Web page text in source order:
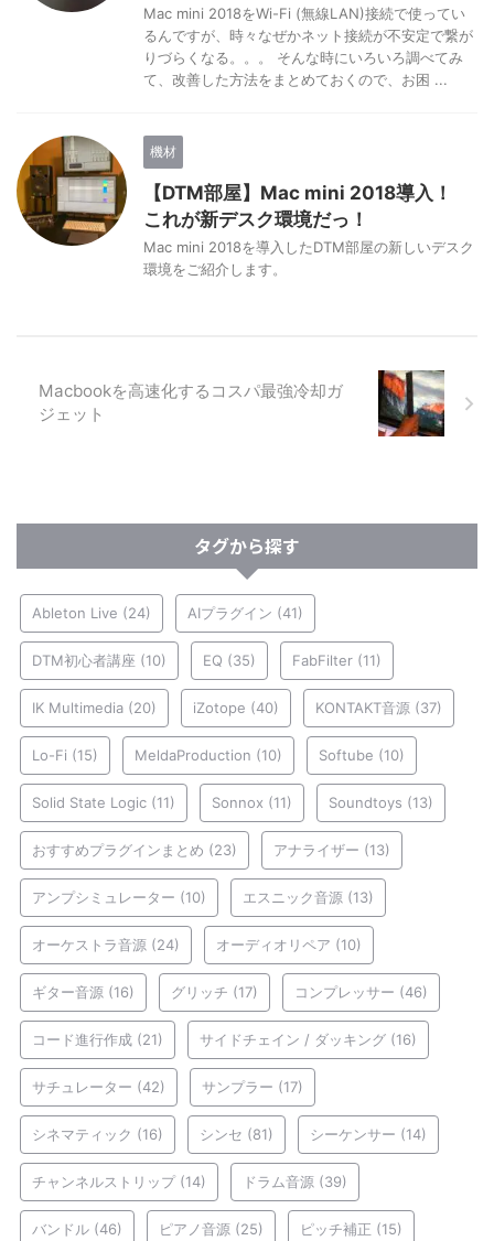
Mac mini 2018をWi-Fi (無線LAN)接続で使ってい
るんですが、時々なぜかネット接続が不安定で繋が
りづらくなる。。。 そんな時にいろいろ調べてみ
て、改善した方法をまとめておくので、お困 ...
機材
【DTM部屋】Mac mini 2018導入！
これが新デスク環境だっ！
Mac mini 2018を導入したDTM部屋の新しいデスク
環境をご紹介します。
Macbookを高速化するコスパ最強冷却ガ
ジェット
タグから探す
Ableton Live (24) AIプラグイン (41)
DTM初心者講座 (10) EQ (35) FabFilter (11)
IK Multimedia (20) iZotope (40) KONTAKT音源 (37)
Lo-Fi (15) MeldaProduction (10) Softube (10)
Solid State Logic (11) Sonnox (11) Soundtoys (13)
おすすめプラグインまとめ (23) アナライザー (13)
アンプシミュレーター (10) エスニック音源 (13)
オーケストラ音源 (24) オーディオリペア (10)
ギター音源 (16) グリッチ (17) コンプレッサー (46)
コード進行作成 (21) サイドチェイン / ダッキング (16)
サチュレーター (42) サンプラー (17)
シネマティック (16) シンセ (81) シーケンサー (14)
チャンネルストリップ(14) ドラム音源 (39)
バンドル (46) ピアノ音源 (25) ピッチ補正 (15)